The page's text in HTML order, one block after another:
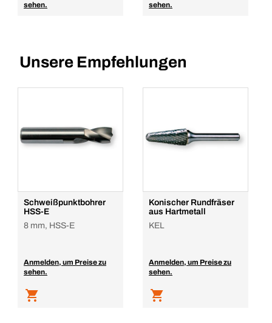
sehen.
sehen.
Unsere Empfehlungen
Schweißpunktbohrer
HSS-E
8 mm, HSS-E
Anmelden, um Preise zu
sehen.
Konischer Rundfräser
aus Hartmetall
KEL
Anmelden, um Preise zu
sehen.